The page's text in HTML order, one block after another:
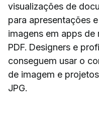
visualizações de
para apresentações
imagens em apps de
PDF. Designers e
conseguem usar o
de imagem e
JPG.